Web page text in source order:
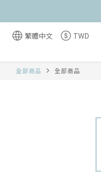
繁體中文
TWD
全部商品 全部商品